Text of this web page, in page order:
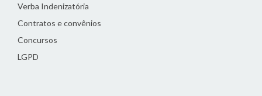
Verba Indenizatória
Contratos e convênios
Concursos
LGPD